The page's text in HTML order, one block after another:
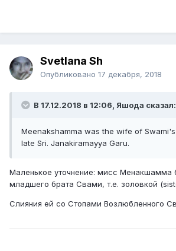
Svetlana Sh
Опубликовано 17 декабря, 2018
В 17.12.2018 в 12:06, Яшода сказал:
Meenakshamma was the wife of
late Sri. Janakiramayya Garu.
Маленькое уточнение: мисс Менакшамма
младшего брата Свами, т.е. золовкой
Слияния ей со Стопами Возлюбленного